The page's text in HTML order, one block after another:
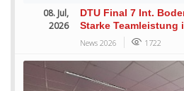
08. Jul,
2026
DTU Final 7 Int.
Starke Teamleistung
News 2026 1722